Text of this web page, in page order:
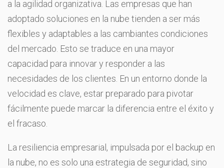
a la agilidad organizativa. Las empresas que han
adoptado soluciones en la nube tienden a ser más
flexibles y adaptables a las cambiantes condiciones
del mercado. Esto se traduce en una mayor
capacidad para innovar y responder a las
necesidades de los clientes. En un entorno donde la
velocidad es clave, estar preparado para pivotar
fácilmente puede marcar la diferencia entre el éxito y
el fracaso.
La resiliencia empresarial, impulsada por el backup en
la nube, no es solo una estrategia de seguridad, sino